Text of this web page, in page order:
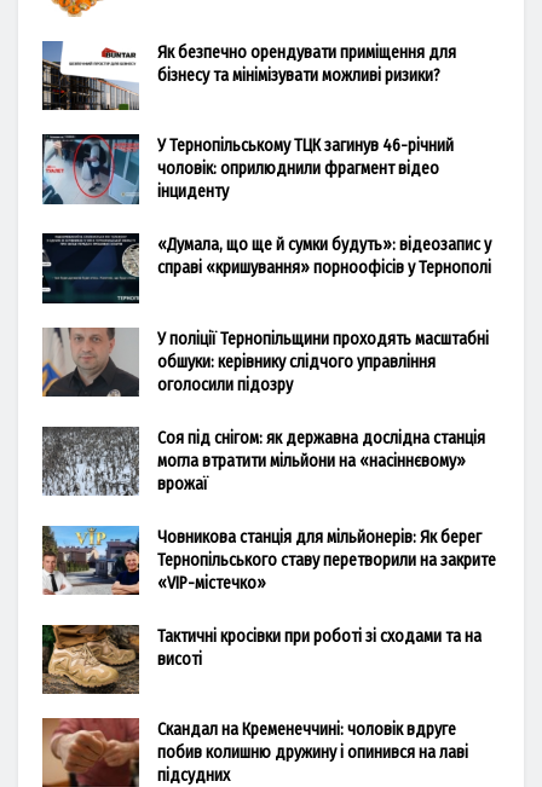
Як безпечно орендувати приміщення для
бізнесу та мінімізувати можливі ризики?
У Тернопільському ТЦК загинув 46-річний
чоловік: оприлюднили фрагмент відео
інциденту
«Думала, що ще й сумки будуть»: відеозапис у
справі «кришування» порноофісів у Тернополі
У поліції Тернопільщини проходять масштабні
обшуки: керівнику слідчого управління
оголосили підозру
Соя під снігом: як державна дослідна станція
могла втратити мільйони на «насіннєвому»
врожаї
Човникова станція для мільйонерів: Як берег
Тернопільського ставу перетворили на закрите
«VIP-містечко»
Тактичні кросівки при роботі зі сходами та на
висоті
Скандал на Кременеччині: чоловік вдруге
побив колишню дружину і опинився на лаві
підсудних